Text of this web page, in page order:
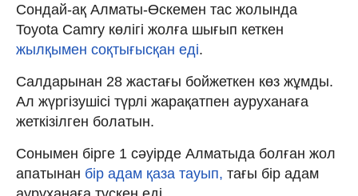
Сондай-ақ Алматы-Өскемен тас жолында
Toyota Camry көлігі жолға шығып кеткен
жылқымен соқтығысқан еді.
Салдарынан 28 жастағы бойжеткен көз жұмды.
Ал жүргізушісі түрлі жарақатпен ауруханаға
жеткізілген болатын.
Сонымен бірге 1 сәуірде Алматыда болған жол
апатынан бір адам қаза тауып, тағы бір адам